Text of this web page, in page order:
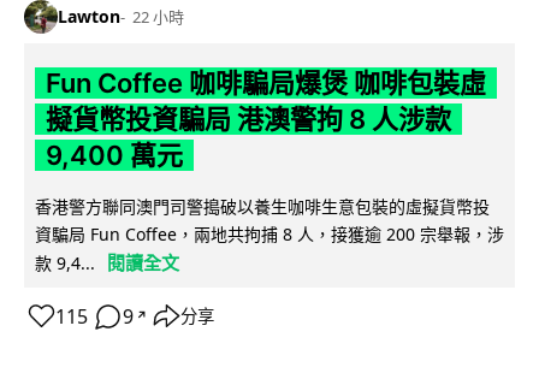
Lawton 22 小時
Fun Coffee 咖啡騙局爆煲 咖啡包裝虛
擬貨幣投資騙局 港澳警拘 8 人涉款
9,400 萬元
香港警方聯同澳門司警搗破以養生咖啡生意包裝的虛擬貨幣投
資騙局 Fun Coffee，兩地共拘捕 8 人，接獲逾 200 宗舉報，涉
款 9,4...
閱讀全文
115 9 ↗ 分享